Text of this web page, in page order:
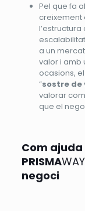
Pel que fa al
creixement
a un
valor i amb
ocasions,
“sostre de
valorar
que el
Com
PRISMA
negoci